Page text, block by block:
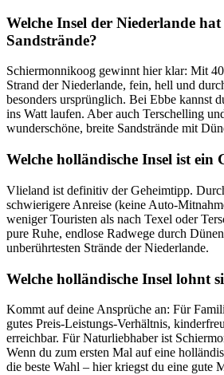
Welche Insel der Niederlande hat
Sandstrände?
Schiermonnikoog gewinnt hier klar: Mit
Strand der Niederlande, fein, hell und
besonders ursprünglich. Bei Ebbe kannst
ins Watt laufen. Aber auch Terschelling
wunderschöne, breite Sandstrände mit
Welche holländische Insel ist ein
Vlieland ist definitiv der Geheimtipp.
schwierigere Anreise (keine Auto-
weniger Touristen als nach Texel oder
pure Ruhe, endlose Radwege durch
unberührtesten Strände der Niederlande.
Welche holländische Insel lohnt
Kommt auf deine Ansprüche an: Für
gutes Preis-Leistungs-Verhältnis,
erreichbar. Für Naturliebhaber ist
Wenn du zum ersten Mal auf eine
die beste Wahl – hier kriegst du eine gute